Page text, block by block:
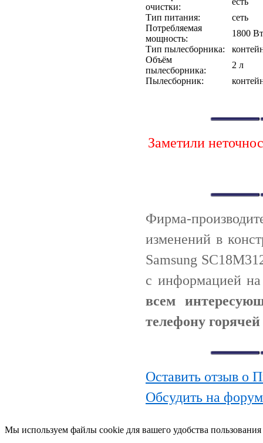
очистки:
Тип питания:
сеть
Потребляемая
мощность:
1800 Вт
Тип пылесборника:
Объём
пылесборника:
2 л
Пылесборник:
Заметили
Фирма-
изменений в
Samsung
с информацией
всем
телефону
Оставить отзыв о
Обсудить на
Мы используем файлы cookie для вашего удобства